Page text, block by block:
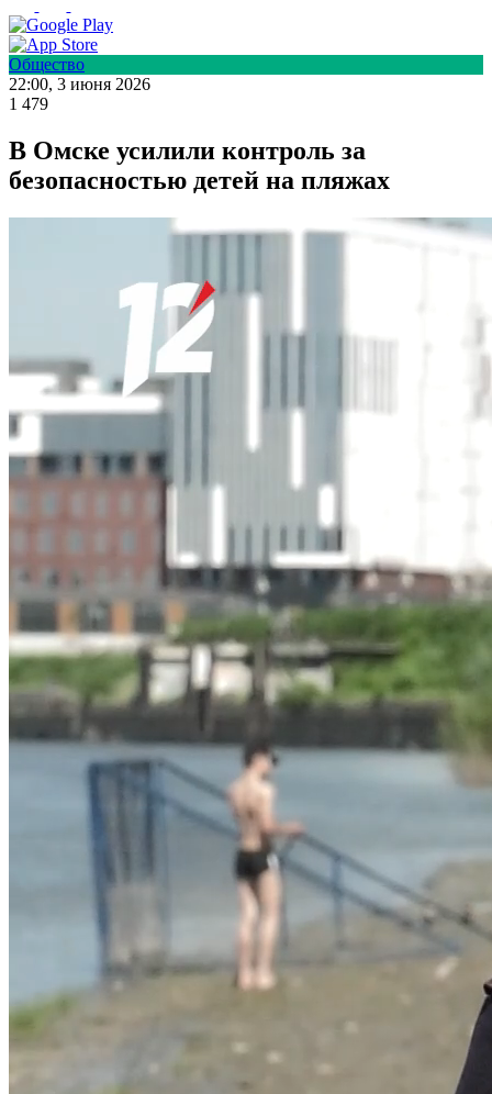
Общество
22:00, 3 июня 2026
1 479
В Омске усилили контроль за
безопасностью детей на пляжах